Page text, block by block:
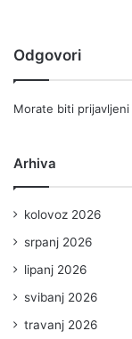
Odgovori
Morate biti prijavljeni
Arhiva
kolovoz 2026
srpanj 2026
lipanj 2026
svibanj 2026
travanj 2026